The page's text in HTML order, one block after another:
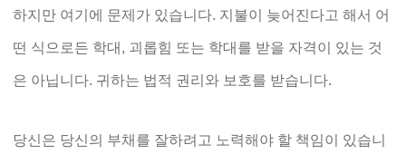
하지만 여기에 문제가 있습니다. 지불이 늦어진다고 해서 어
떤 식으로든 학대, 괴롭힘 또는 학대를 받을 자격이 있는 것
은 아닙니다. 귀하는 법적 권리와 보호를 받습니다.
당신은 당신의 부채를 잘하려고 노력해야 할 책임이 있습니